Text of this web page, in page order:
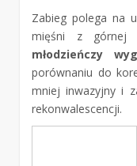
Zabieg polega na
mięśni z górnej
młodzieńczy
porównaniu do
mniej inwazyjny i
rekonwalescencji.